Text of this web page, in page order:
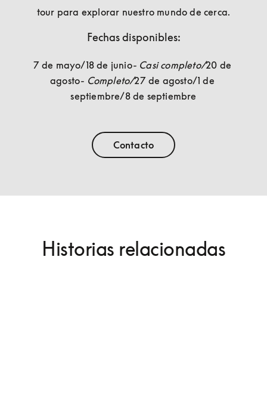
tour para explorar nuestro mundo de cerca.
Fechas disponibles:
7 de mayo/18 de junio- Casi completo/20 de
agosto- Completo/27 de agosto/1 de
septiembre/8 de septiembre
Contacto
Historias relacionadas